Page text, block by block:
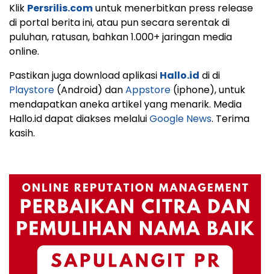
Klik Persrilis.comuntuk menerbitkan press release
di portal berita ini, atau pun secara serentak di
puluhan, ratusan, bahkan 1.000+ jaringan media
online.
Pastikan juga download aplikasi Hallo.id di di
Playstore (Android) danAppstore (iphone), untuk
mendapatkan aneka artikel yang menarik. Media
Hallo.id dapat diakses melaluiGoogle News. Terima
kasih.